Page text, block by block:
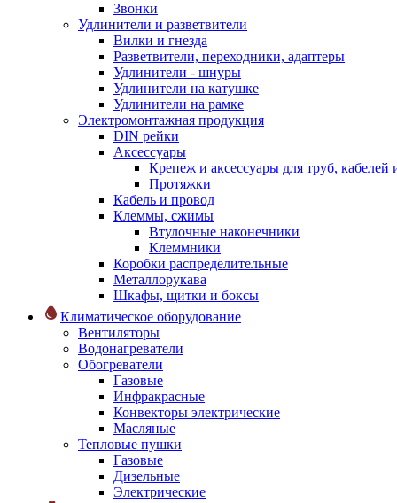
Звонки
Удлинители и разветвители
Вилки и гнезда
Разветвители, переходники, адаптеры
Удлинители - шнуры
Удлинители на катушке
Удлинители на рамке
Электромонтажная продукция
DIN рейки
Аксессуары
Крепеж и аксессуары для труб, кабелей
Протяжки
Кабель и провод
Клеммы, сжимы
Втулочные наконечники
Клеммники
Коробки распределительные
Металлорукава
Шкафы, щитки и боксы
Климатическое оборудование
Вентиляторы
Водонагреватели
Обогреватели
Газовые
Инфракрасные
Конвекторы электрические
Масляные
Тепловые пушки
Газовые
Дизельные
Электрические